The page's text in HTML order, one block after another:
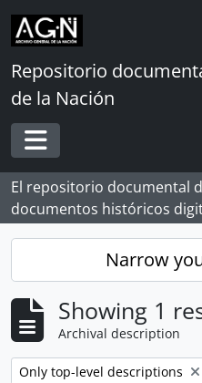
Skip to main content
Repositorio
de la Nación
Toggle navigation
El repositorio documental
documentos históricos
Narrow
Showing 1
Archival description
Remove filter:
Only top-level descriptions